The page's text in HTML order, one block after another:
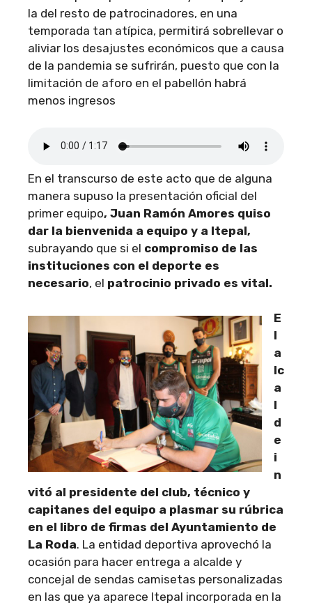
la del resto de patrocinadores, en una
temporada tan atípica, permitirá sobrellevar o
aliviar los desajustes económicos que a causa
de la pandemia se sufrirán, puesto que con la
limitación de aforo en el pabellón habrá
menos ingresos
En el transcurso de este acto que de alguna
manera supuso la presentación oficial del
primer equipo, Juan Ramón Amores quiso
dar la bienvenida a equipo y a Itepal,
subrayando que si el compromiso de las
instituciones con el deporte es
necesario, el patrocinio privado es vital.
E
l
a
lc
a
l
d
e
i
n
vitó al presidente del club, técnico y
capitanes del equipo a plasmar su rúbrica
en el libro de firmas del Ayuntamiento de
La Roda. La entidad deportiva aprovechó la
ocasión para hacer entrega a alcalde y
concejal de sendas camisetas personalizadas
en las que ya aparece Itepal incorporada en la